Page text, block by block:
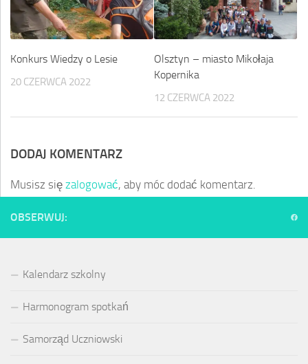
Konkurs Wiedzy o Lesie
20 CZERWCA 2022
Olsztyn – miasto Mikołaja
Kopernika
12 CZERWCA 2022
DODAJ KOMENTARZ
Musisz się zalogować, aby móc dodać komentarz.
OBSERWUJ:
Kalendarz szkolny
Harmonogram spotkań
Samorząd Uczniowski